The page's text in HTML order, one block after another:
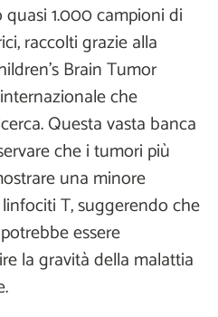
1.000 campioni di
raccolti grazie alla
Brain Tumor
che
Questa vasta banca
che i tumori più
una minore
T, suggerendo che
essere
la gravità della malattia